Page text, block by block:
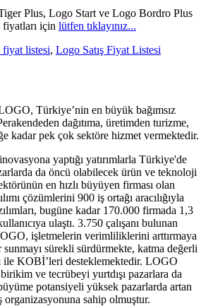
Plus, Logo Start ve Logo Bordro Plus
fiyatları için lütfen tıklayınız...
fiyat listesi, Logo Satış Fiyat Listesi
Türkiye’nin en büyük bağımsız
dağıtıma, üretimden turizme,
kadar pek çok sektöre hizmet vermektedir.
yaptığı yatırımlarla Türkiye'de
da öncü olabilecek ürün ve teknoloji
en hızlı büyüyen firması olan
çözümlerini 900 iş ortağı aracılığıyla
bugüne kadar 170.000 firmada 1,3
ulaştı. 3.750 çalışanı bulunan
işletmelerin verimliliklerini arttırmaya
sürekli sürdürmekte, katma değerli
ile KOBİ’leri desteklemektedir. LOGO
ve tecrübeyi yurtdışı pazarlara da
büyüme potansiyeli yüksek pazarlarda artan
organizasyonuna sahip olmuştur.